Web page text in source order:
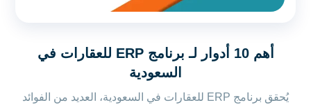
أهم 10 أدوار لـ برنامج ERP للعقارات في
السعودية
يُحقق برنامج ERP للعقارات في السعودية، العديد من الفوائد